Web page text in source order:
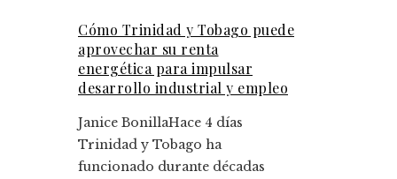
Cómo Trinidad y Tobago puede
aprovechar su renta
energética para impulsar
desarrollo industrial y empleo
Janice BonillaHace 4 días
Trinidad y Tobago ha
funcionado durante décadas